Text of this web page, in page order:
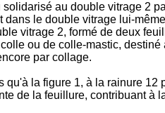
au double vitrage 2
le double vitrage lui-
vitrage 2, formé de deux
ou de colle-mastic,
par collage.
la figure 1, à la rainure
de la feuillure, contribuant à